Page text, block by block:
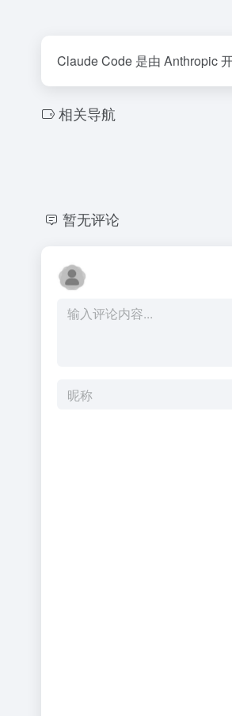
Claude Code 是由 Anthropic
相关导航
暂无评论